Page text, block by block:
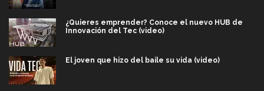
¿Quieres emprender? Conoce el nuevo HUB de
Innovación del Tec (video)
El joven que hizo del baile su vida (video)